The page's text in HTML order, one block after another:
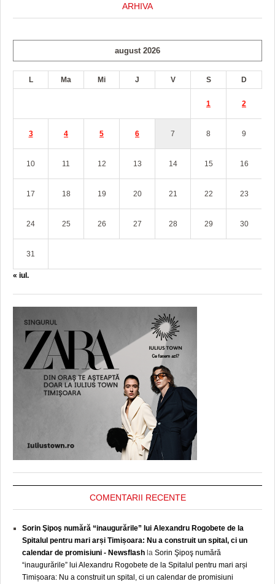
ARHIVA
august 2026
L Ma Mi J V S D
1 2
3 4 5 6 7 8 9
10 11 12 13 14 15 16
17 18 19 20 21 22 23
24 25 26 27 28 29 30
31
« iul.
COMENTARII RECENTE
Sorin Şipoş numără “inaugurările” lui Alexandru Rogobete de la
Spitalul pentru mari arși Timișoara: Nu a construit un spital, ci un
calendar de promisiuni - Newsflash la Sorin Şipoş numără
“inaugurările” lui Alexandru Rogobete de la Spitalul pentru mari arși
Timișoara: Nu a construit un spital, ci un calendar de promisiuni